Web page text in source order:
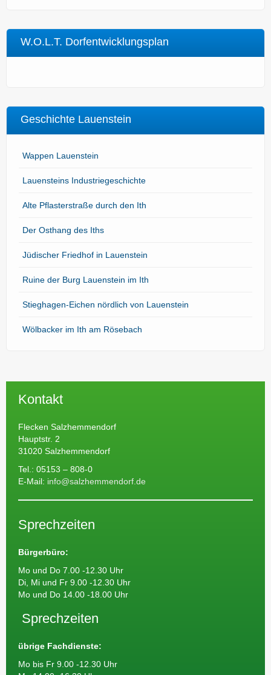
W.O.L.T. Dorfentwicklungsplan
Geschichte Lauenstein
Wappen Lauenstein
Lauensteins Industriegeschichte
Alte Pflasterstraße durch den Ith
Der Osthang des Iths
Jüdischer Friedhof in Lauenstein
Ruine der Burg Lauenstein im Ith
Stieghagen-Eichen nördlich von Lauenstein
Wölbacker im Ith am Rösebach
Kontakt
Flecken Salzhemmendorf
Hauptstr. 2
31020 Salzhemmendorf
Tel.: 05153 – 808-0
E-Mail: info@salzhemmendorf.de
Sprechzeiten
Bürgerbüro:
Mo und Do 7.00 -12.30 Uhr
Di, Mi und Fr 9.00 -12.30 Uhr
Mo und Do 14.00 -18.00 Uhr
Sprechzeiten
übrige Fachdienste:
Mo bis Fr 9.00 -12.30 Uhr